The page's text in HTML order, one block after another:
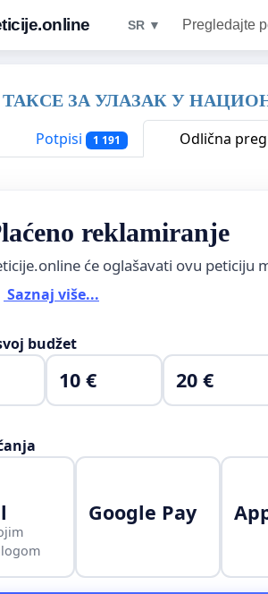
SR ▼ Pregledajte
ЗА УЛАЗАК У
Potpisi 1 191 Odlična
reklamiranje
će oglašavati ovu peticiju
Saznaj više...
budžet
10 € 20 €
Google Pay